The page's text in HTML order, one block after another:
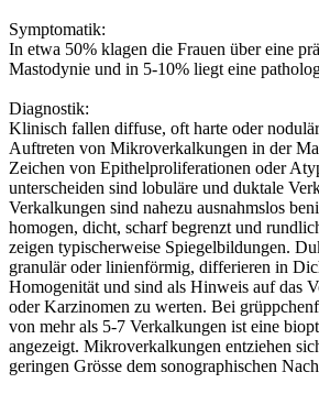
Symptomatik:
In etwa 50% klagen die Frauen über eine
Mastodynie und in 5-10% liegt eine
Diagnostik:
Klinisch fallen diffuse, oft harte oder
Auftreten von Mikroverkalkungen in der
Zeichen von Epithelproliferationen oder
unterscheiden sind lobuläre und duktale
Verkalkungen sind nahezu ausnahmslos
homogen, dicht, scharf begrenzt und
zeigen typischerweise Spiegelbildungen.
granulär oder linienförmig, differieren in
Homogenität und sind als Hinweis auf das
oder Karzinomen zu werten. Bei
von mehr als 5-7 Verkalkungen ist eine
angezeigt. Mikroverkalkungen entziehen
geringen Grösse dem sonographischen